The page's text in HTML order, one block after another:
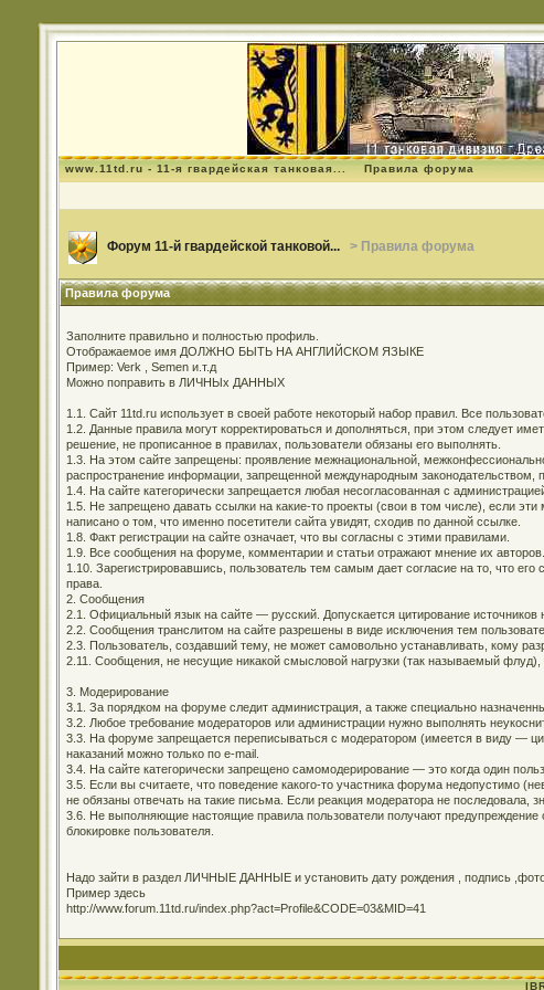
www.11td.ru - 11-я гвардейская танковая... Правила форума
Форум 11-й гвардейской танковой... > Правила форума
Правила форума
Заполните правильно и полностью профиль.
Отображаемое имя ДОЛЖНО БЫТЬ НА АНГЛИЙСКОМ ЯЗЫКЕ
Пример: Verk , Semen и.т.д
Можно поправить в ЛИЧНЫх ДАННЫХ
1.1. Сайт 11td.ru использует в своей работе некоторый набор правил. Все
1.2. Данные правила могут корректироваться и дополняться, при этом следует
решение, не прописанное в правилах, пользователи обязаны его выполнять.
1.3. На этом сайте запрещены: проявление межнациональной,
распространение информации, запрещенной международным законодательством,
1.4. На сайте категорически запрещается любая несогласованная с
1.5. Не запрещено давать ссылки на какие-то проекты (свои в том числе), если
написано о том, что именно посетители сайта увидят, сходив по данной ссылке.
1.8. Факт регистрации на сайте означает, что вы согласны с этими правилами.
1.9. Все сообщения на форуме, комментарии и статьи отражают мнение их
1.10. Зарегистрировавшись, пользователь тем самым дает согласие на то, что
права.
2. Сообщения
2.1. Официальный язык на сайте — русский. Допускается цитирование
2.2. Сообщения транслитом на сайте разрешены в виде исключения тем
2.3. Пользователь, создавший тему, не может самовольно устанавливать, кому
2.11. Сообщения, не несущие никакой смысловой нагрузки (так называемый флуд),
3. Модерирование
3.1. За порядком на форуме следит администрация, а также специально
3.2. Любое требование модераторов или администрации нужно выполнять
3.3. На форуме запрещается переписываться с модератором (имеется в виду —
наказаний можно только по e-mail.
3.4. На сайте категорически запрещено самомодерирование — это когда один
3.5. Если вы считаете, что поведение какого-то участника форума недопустимо
не обязаны отвечать на такие письма. Если реакция модератора не последовала,
3.6. Не выполняющие настоящие правила пользователи получают
блокировке пользователя.
Надо зайти в раздел ЛИЧНЫЕ ДАННЫЕ и установить дату рождения , подпись ,фото
Пример здесь
http://www.forum.11td.ru/index.php?act=Profile&CODE=03&MID=41